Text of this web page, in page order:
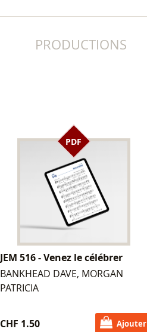
PRODUCTIONS
PDF
JEM 516 - Venez le célébrer
BANKHEAD DAVE, MORGAN
PATRICIA
CHF 1.50 Ajouter